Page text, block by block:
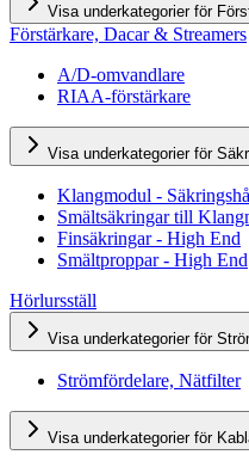
Visa underkategorier för
Förstärkare, Dacar & Streamers
A/D-omvandlare
RIAA-förstärkare
Visa underkategorier för
Klangmodul -
Smältsäkringar till
Finsäkringar - High End
Smältproppar - High End
Hörlursställ
Visa underkategorier för
Strömfördelare, Nätfilter
Visa underkategorier för